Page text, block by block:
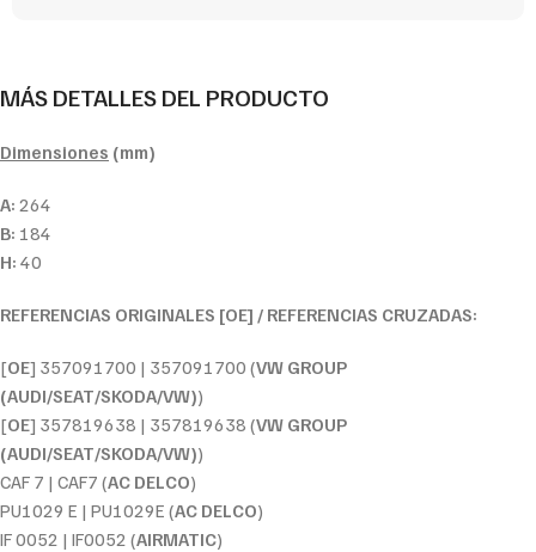
MÁS DETALLES DEL PRODUCTO
Dimensiones (mm)
A: 264
B: 184
H: 40
REFERENCIAS ORIGINALES [OE] / REFERENCIAS CRUZADAS:
[OE] 357091700 | 357091700 (VW GROUP
(AUDI/SEAT/SKODA/VW))
[OE] 357819638 | 357819638 (VW GROUP
(AUDI/SEAT/SKODA/VW))
CAF 7 | CAF7 (AC DELCO)
PU1029 E | PU1029E (AC DELCO)
IF 0052 | IF0052 (AIRMATIC)